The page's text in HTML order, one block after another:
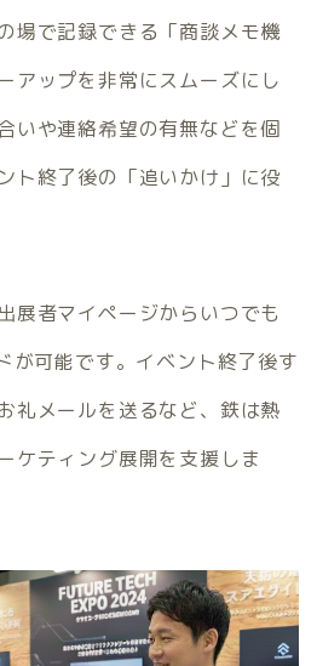
場で記録できる「商談メモ機
アップを非常にスムーズにし
いや連絡希望の有無などを個
ト終了後の「追いかけ」に役
展者マイページからいつでも
が可能です。イベント終了後す
礼メールを送るなど、鉄は熱
ケティング展開を支援しま